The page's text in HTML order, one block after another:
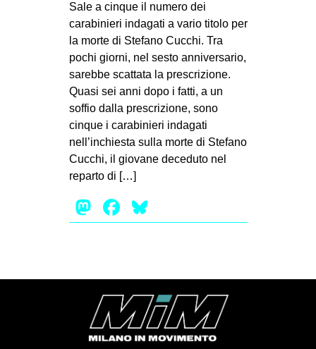
ZAM
MILANO
MOBILITAZIONI
SPAZI
SPORT POPOLARE
MOVIMENTI
AMBIENTE
DIRITTO ALL’ABITARE
REPRESSIONE
STUDENTI
Sale a cinque il numero dei
carabinieri indagati a vario titolo per
la morte di Stefano Cucchi. Tra
pochi giorni, nel sesto anniversario,
sarebbe scattata la prescrizione.
Quasi sei anni dopo i fatti, a un
soffio dalla prescrizione, sono
cinque i carabinieri indagati
nell’inchiesta sulla morte di Stefano
Cucchi, il giovane deceduto nel
reparto di […]
Mastodon
Facebook